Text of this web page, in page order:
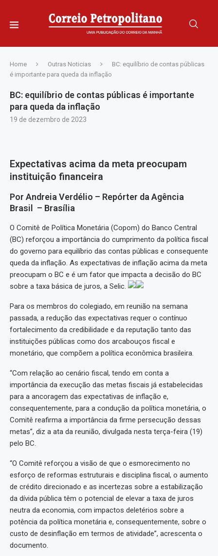
Home Outras Noticias
BC: equilíbrio de contas públicas
é importante para queda da inflação
BC: equilíbrio de contas públicas é importante
para queda da inflação
19 de dezembro de 2023
Expectativas acima da meta preocupam
instituição financeira
Por Andreia Verdélio – Repórter da Agência
Brasil – Brasília
O Comitê de Política Monetária (Copom) do Banco Central
(BC) reforçou a importância do cumprimento da política fiscal
do governo para equilíbrio das contas públicas e consequente
queda da inflação. As expectativas de inflação acima da meta
preocupam o BC e é um fator que impacta a decisão do BC
sobre a taxa básica de juros, a Selic.
Para os membros do colegiado, em reunião na semana
passada, a redução das expectativas requer o contínuo
fortalecimento da credibilidade e da reputação tanto das
instituições públicas como dos arcabouços fiscal e
monetário, que compõem a política econômica brasileira.
“Com relação ao cenário fiscal, tendo em conta a
importância da execução das metas fiscais já estabelecidas
para a ancoragem das expectativas de inflação e,
consequentemente, para a condução da política monetária, o
Comitê reafirma a importância da firme persecução dessas
metas”, diz a ata da reunião, divulgada nesta terça-feira (19)
pelo BC.
“O Comitê reforçou a visão de que o esmorecimento no
esforço de reformas estruturais e disciplina fiscal, o aumento
de crédito direcionado e as incertezas sobre a estabilização
da dívida pública têm o potencial de elevar a taxa de juros
neutra da economia, com impactos deletérios sobre a
potência da política monetária e, consequentemente, sobre o
custo de desinflação em termos de atividade”, acrescenta o
documento.